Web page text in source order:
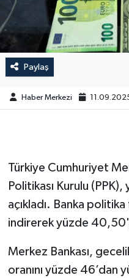
Paylaş
Haber Merkezi
Türkiye Cumhuriyet
Politikası Kurulu (PPK),
açıkladı. Banka
indirerek yüzde
Merkez Bankası,
oranını yüzde 46’dan